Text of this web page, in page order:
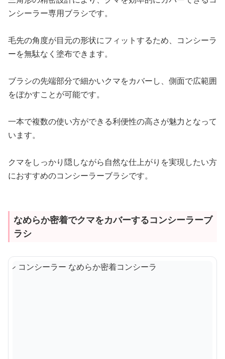
ンシーラー専用ブラシです。
毛先の角度が目元の形状にフィットするため、コンシーラ
ーを無駄なく塗布できます。
ブラシの先端部分で細かいクマをカバーし、側面で広範囲
をぼかすことが可能です。
一本で複数の使い方ができる利便性の高さが魅力となって
います。
クマをしっかり隠しながら自然な仕上がりを実現したい方
におすすめのコンシーラーブラシです。
なめらか密着でクマをカバーするコンシーラーブ
ラシ